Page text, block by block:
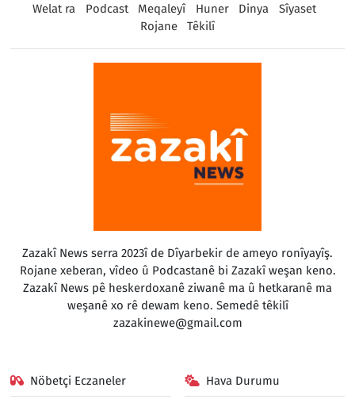
Welat ra Podcast Meqaleyî Huner Dinya
Sîyaset
Rojane
Têkilî
Zazakî News serra 2023î de Dîyarbekir de ameyo ronîyayîş.
Rojane xeberan, vîdeo û Podcastanê bi Zazakî weşan keno.
Zazakî News pê heskerdoxanê ziwanê ma û hetkaranê ma
weşanê xo rê dewam keno. Semedê têkilî
zazakinewe@gmail.com
Nöbetçi Eczaneler Hava Durumu